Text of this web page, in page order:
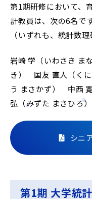
第1期研修において、
計教員は、次の6名です
（いずれも、統計数
岩崎 学（いわさき ま
き） 国友 直人（く
う まさかず） 中西
弘（みずた まさひろ）
シニ
第1期 大学統